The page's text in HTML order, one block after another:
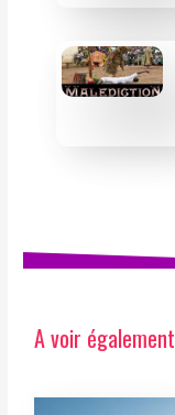
A voir également